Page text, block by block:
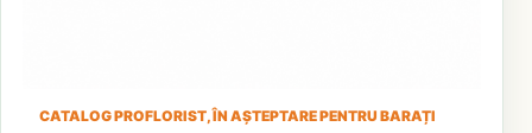
CATALOG PROFLORIST, ÎN AȘTEPTARE PENTRU BARAȚI